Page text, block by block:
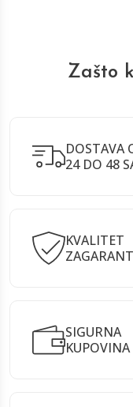
Zašto
DOSTAVA
24 DO 48
KVALITET
SIGURNA
KUPOVINA